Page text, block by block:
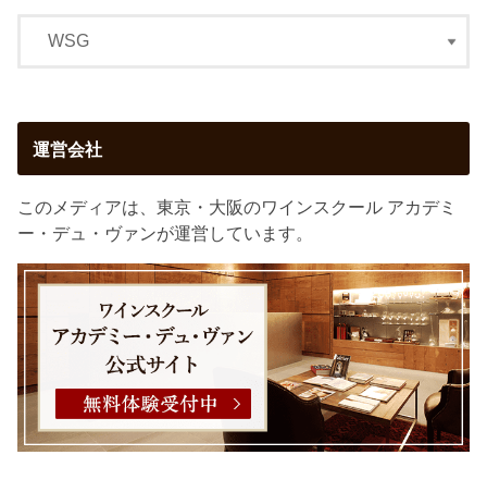
運営会社
このメディアは、東京・大阪のワインスクール アカデミ
ー・デュ・ヴァンが運営しています。